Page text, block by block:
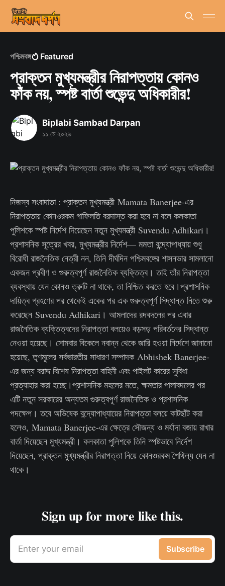
পশ্চিমবঙ্গ Featured
প্রাক্তন মুখ্যমন্ত্রীর নিরাপত্তায় কোনও
ফাঁক নয়, স্পষ্ট বার্তা শুভেন্দু অধিকারীর!
Biplabi Sambad Darpan
১১ মে ২০২৬
নিজস্ব সংবাদাতা : প্রাক্তন মুখ্যমন্ত্রী Mamata Banerjee-এর
নিরাপত্তায় কোনওরকম গাফিলতি বরদাস্ত করা হবে না বলে কলকাতা
পুলিশকে স্পষ্ট নির্দেশ দিয়েছেন নতুন মুখ্যমন্ত্রী Suvendu Adhikari।
প্রশাসনিক সূত্রের খবর, মুখ্যমন্ত্রীর নির্দেশ— মমতা বন্দ্যোপাধ্যায় শুধু
বিরোধী রাজনৈতিক নেত্রী নন, তিনি দীর্ঘদিন পশ্চিমবঙ্গের শাসনভার সামলানো
একজন প্রবীণ ও গুরুত্বপূর্ণ রাজনৈতিক ব্যক্তিত্ব। তাই তাঁর নিরাপত্তা
ব্যবস্থায় যেন কোনও ত্রুটি না থাকে, তা নিশ্চিত করতে হবে।প্রশাসনিক
দায়িত্ব গ্রহণের পর থেকেই একের পর এক গুরুত্বপূর্ণ সিদ্ধান্ত নিতে শুরু
করেছেন Suvendu Adhikari। আমলাদের রদবদলের পর এবার
রাজনৈতিক ব্যক্তিত্বদের নিরাপত্তা বলয়েও বড়সড় পরিবর্তনের সিদ্ধান্ত
নেওয়া হয়েছে। সোমবার বিকেলে নবান্ন থেকে জারি হওয়া নির্দেশে জানানো
হয়েছে, তৃণমূলের সর্বভারতীয় সাধারণ সম্পাদক Abhishek Banerjee-
এর জন্য বরাদ্দ বিশেষ নিরাপত্তা বাহিনী এবং পাইলট কারের সুবিধা
প্রত্যাহার করা হচ্ছে।প্রশাসনিক মহলের মতে, ক্ষমতার পালাবদলের পর
এটি নতুন সরকারের অন্যতম গুরুত্বপূর্ণ রাজনৈতিক ও প্রশাসনিক
পদক্ষেপ। তবে অভিষেক বন্দ্যোপাধ্যায়ের নিরাপত্তা বলয়ে কাটছাঁট করা
হলেও, Mamata Banerjee-এর ক্ষেত্রে সৌজন্য ও মর্যাদা বজায় রাখার
বার্তা দিয়েছেন মুখ্যমন্ত্রী। কলকাতা পুলিশকে তিনি স্পষ্টভাবে নির্দেশ
দিয়েছেন, প্রাক্তন মুখ্যমন্ত্রীর নিরাপত্তা নিয়ে কোনওরকম শৈথিল্য যেন না
থাকে।
Sign up for more like this.
Enter your email Subscribe